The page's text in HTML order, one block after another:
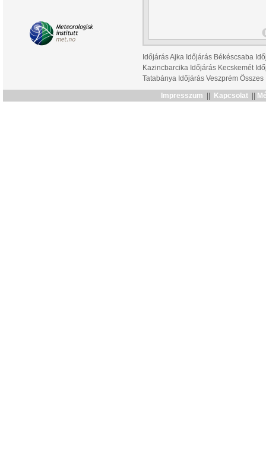
Időjárás Ajka Időjárás Békéscsaba
Kazincbarcika Időjárás Kecskemét
Tatabánya Időjárás Veszprém Összes
Impresszum Kapcsolat